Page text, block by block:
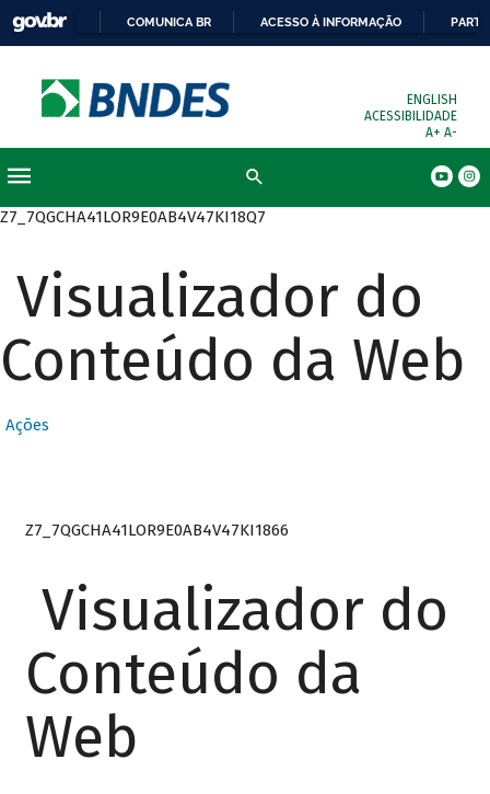
COMUNICA BR ACESSO À INFORMAÇÃO
ENGLISH
ACESSIBILIDADE
A+ A-
Z7_7QGCHA41LOR9E0AB4V47KI18Q7
Visualizador do
Conteúdo da Web
Ações
Z7_7QGCHA41LOR9E0AB4V47KI1866
Visualizador do
Conteúdo da
Web